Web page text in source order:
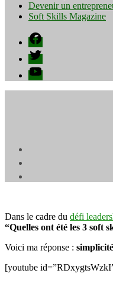
Devenir un
Soft Skills Magazine
Facebook
Twitter
YouTube
Dans le cadre du défi
“Quelles ont été les 3 soft
Voici ma réponse :
[youtube